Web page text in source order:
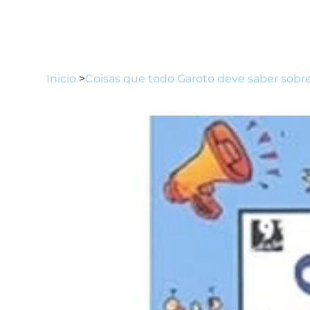
Inicio >Coisas que todo Garoto deve saber